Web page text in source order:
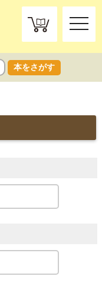
toggle
本をさがす